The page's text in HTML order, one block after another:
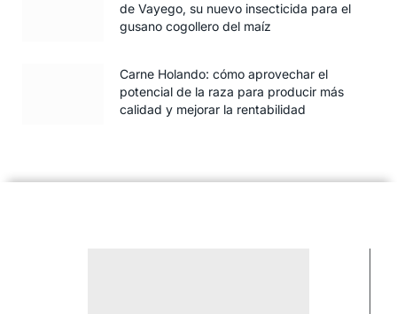
de Vayego, su nuevo insecticida para el
gusano cogollero del maíz
Carne Holando: cómo aprovechar el
potencial de la raza para producir más
calidad y mejorar la rentabilidad